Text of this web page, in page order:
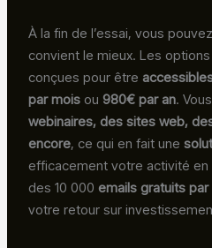
À la fin de l’essai, vous
convient le mieux. Les
conçues pour être
par mois ou 980€ par an.
webinaires, des sites web,
encore, ce qui en fait une
efficacement votre activité
des 10 000 emails gratuits
votre retour sur